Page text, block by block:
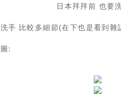
日本拜拜前 也要
手 比較多細節(在下也是看到雜
: